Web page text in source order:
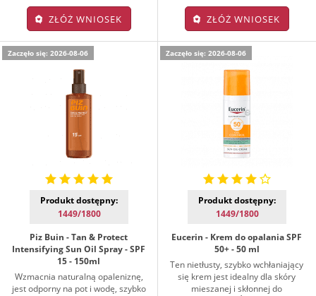
ZŁÓŻ WNIOSEK ZŁÓŻ WNIOSEK
Zaczęło się: 2026-08-06
Produkt dostępny:
1449/1800
Piz Buin - Tan & Protect
Intensifying Sun Oil Spray - SPF
15 - 150ml
Wzmacnia naturalną opaleniznę,
jest odporny na pot i wodę, szybko
Zaczęło się: 2026-08-06
Produkt dostępny:
1449/1800
Eucerin - Krem do opalania SPF
50+ - 50 ml
Ten nietłusty, szybko wchłaniający
się krem jest idealny dla skóry
mieszanej i skłonnej do